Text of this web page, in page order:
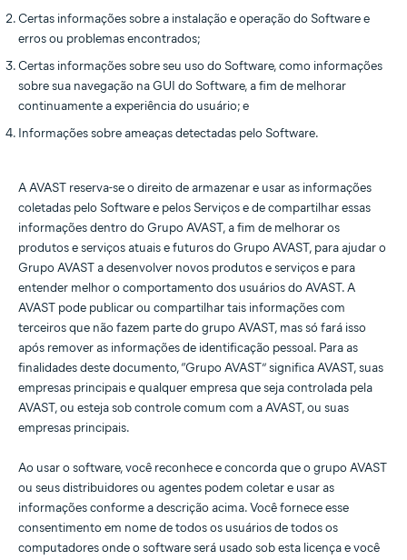
Certas informações sobre a instalação e operação do Software e
erros ou problemas encontrados;
Certas informações sobre seu uso do Software, como informações
sobre sua navegação na GUI do Software, a fim de melhorar
continuamente a experiência do usuário; e
Informações sobre ameaças detectadas pelo Software.
A AVAST reserva-se o direito de armazenar e usar as informações
coletadas pelo Software e pelos Serviços e de compartilhar essas
informações dentro do Grupo AVAST, a fim de melhorar os
produtos e serviços atuais e futuros do Grupo AVAST, para ajudar o
Grupo AVAST a desenvolver novos produtos e serviços e para
entender melhor o comportamento dos usuários do AVAST. A
AVAST pode publicar ou compartilhar tais informações com
terceiros que não fazem parte do grupo AVAST, mas só fará isso
após remover as informações de identificação pessoal. Para as
finalidades deste documento, “Grupo AVAST” significa AVAST, suas
empresas principais e qualquer empresa que seja controlada pela
AVAST, ou esteja sob controle comum com a AVAST, ou suas
empresas principais.
Ao usar o software, você reconhece e concorda que o grupo AVAST
ou seus distribuidores ou agentes podem coletar e usar as
informações conforme a descrição acima. Você fornece esse
consentimento em nome de todos os usuários de todos os
computadores onde o software será usado sob esta licença e você